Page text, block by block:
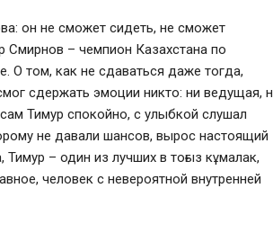
он не сможет сидеть, не сможет
Смирнов – чемпион Казахстана по
О том, как не сдаваться даже тогда,
сдержать эмоции никто: ни ведущая,
Тимур спокойно, с улыбкой слушал
не давали шансов, вырос настоящий
– один из лучших в тоғыз кұмалак,
человек с невероятной внутренней